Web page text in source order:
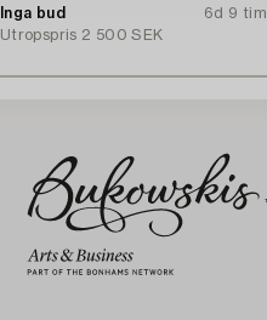
1900-tal.
Inga bud
6d 9 tim
Utropspris 2 500 SEK